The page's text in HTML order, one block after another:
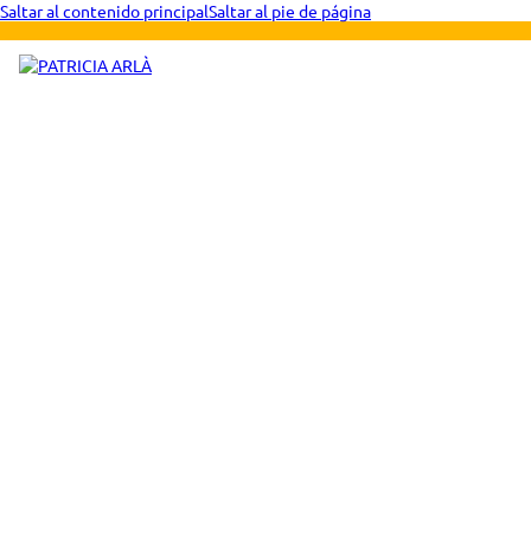
Saltar al contenido principalSaltar al pie de página